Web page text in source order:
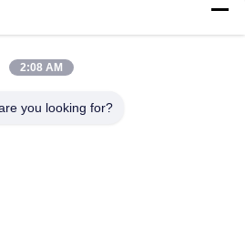
upluxusbürste mit dem
und dichten dunkelbraunen XGF-
Bürste mit dem ultra deluxen
2:08 AM
you looking for?